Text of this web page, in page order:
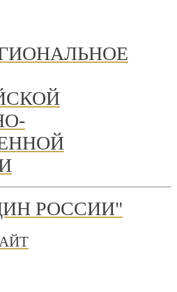
РОССИИ"